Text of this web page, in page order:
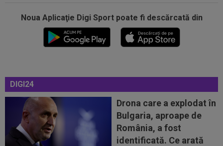
Noua Aplicaţie Digi Sport poate fi descărcată din
DIGI24
Drona care a explodat în
Bulgaria, aproape de
România, a fost
identificată. Ce arată
EXCLUSIV
Florin Prunea s-a convins, după
Dinamo - FC Voluntari: ”Fotbalist! Extraordinar”
23:58 EXCLUSIV
Salariul lui Marius Șumudică la
CFR Cluj. Peste Pancu la Rapid și de două ori...
00:39
Reacția total neașteptată a lui Nuno Campos,
întrebat de Adrian Mazilu după...